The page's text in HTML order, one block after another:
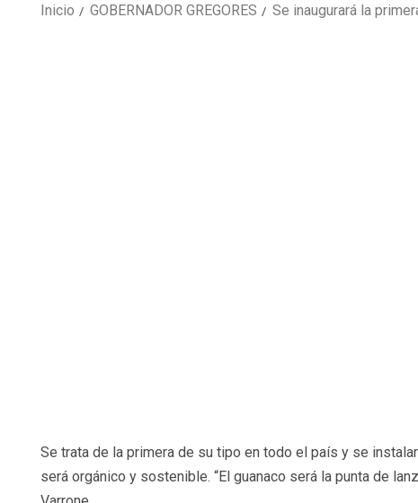
Inicio GOBERNADOR GREGORES Se inaugurará la
Se trata de la primera de su tipo en todo el país y se
será orgánico y sostenible. “El guanaco será la punta de